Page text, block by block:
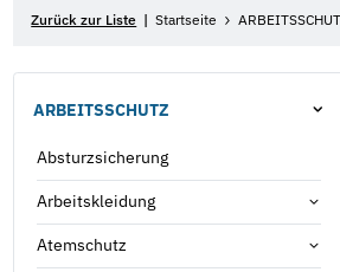
Zurück zur Liste Startseite
ARBEITSSCHUTZ
Absturzsicherung
Arbeitskleidung
Atemschutz